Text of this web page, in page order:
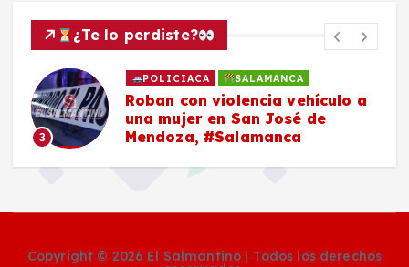
¿Te lo perdiste?
3
POLICIACA SALAMANCA
Roban con violencia vehículo a
una mujer en San José de
Mendoza, #Salamanca
Copyright © 2026 El Salmantino | Todos los derechos